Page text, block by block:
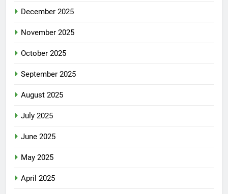
December 2025
November 2025
October 2025
September 2025
August 2025
July 2025
June 2025
May 2025
April 2025